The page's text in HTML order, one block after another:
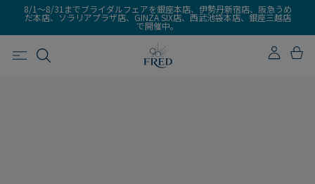
8/1～8/31までブライダルフェアを銀座本店、伊勢丹新宿店、阪急うめ
だ本店、ソラリアプラザ店、GINZA SIX店、西武池袋本店、銀座三越店
で開催中。